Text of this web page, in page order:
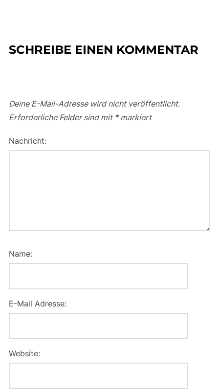
SCHREIBE EINEN KOMMENTAR
Deine E-Mail-Adresse wird nicht veröffentlicht.
Erforderliche Felder sind mit *markiert
Nachricht:
Name:
E-Mail Adresse:
Website: